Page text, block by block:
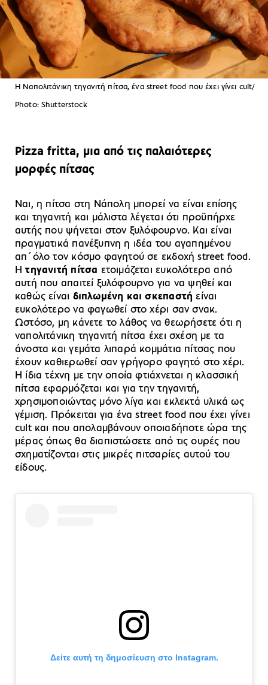
Η Ναπολιτάνικη τηγανιτή πίτσα, ένα street food που έχει γίνει cult/
Photo: Shutterstock
Pizza fritta, μια από τις παλαιότερες
μορφές πίτσας
Ναι, η πίτσα στη Νάπολη μπορεί να είναι επίσης
και τηγανιτή και μάλιστα λέγεται ότι προϋπήρχε
αυτής που ψήνεται στον ξυλόφουρνο. Και είναι
πραγματικά πανέξυπνη η ιδέα του αγαπημένου
απ΄όλο τον κόσμο φαγητού σε εκδοχή street food.
Ητηγανιτή πίτσα ετοιμάζεται ευκολότερα από
αυτή που απαιτεί ξυλόφουρνο για να ψηθεί και
καθώς είναι διπλωμένη και σκεπαστή είναι
ευκολότερο να φαγωθεί στο χέρι σαν σνακ.
Ωστόσο, μη κάνετε το λάθος να θεωρήσετε ότι η
ναπολιτάνικη τηγανιτή πίτσα έχει σχέση με τα
άνοστα και γεμάτα λιπαρά κομμάτια πίτσας που
έχουν καθιερωθεί σαν γρήγορο φαγητό στο χέρι.
Η ίδια τέχνη με την οποία φτιάχνεται η κλασσική
πίτσα εφαρμόζεται και για την τηγανιτή,
χρησιμοποιώντας μόνο λίγα και εκλεκτά υλικά ως
γέμιση. Πρόκειται για ένα street food που έχει γίνει
cult και που απολαμβάνουν οποιαδήποτε ώρα της
μέρας όπως θα διαπιστώσετε από τις ουρές που
σχηματίζονται στις μικρές πιτσαρίες αυτού του
είδους.
Δείτε αυτή τη δημοσίευση στο Instagram.